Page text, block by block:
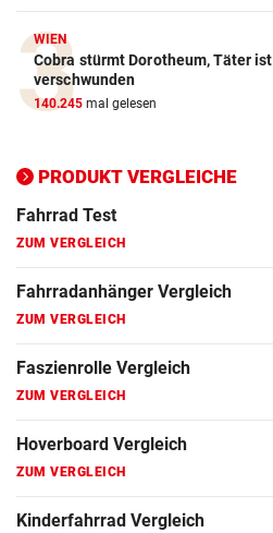
WIEN
Cobra stürmt Dorotheum, Täter ist
verschwunden
140.245 mal gelesen
PRODUKT VERGLEICHE
ZUM VERGLEICH
Elektro-Scooter Vergleich
ZUM VERGLEICH
ZUM VERGLEICH
Fahrrad Test
ZUM VERGLEICH
Fahrradanhänger Vergleich
ZUM VERGLEICH
Faszienrolle Vergleich
ZUM VERGLEICH
Hoverboard Vergleich
ZUM VERGLEICH
Kinderfahrrad Vergleich